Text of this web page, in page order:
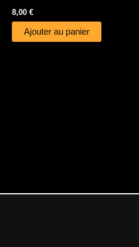
8,00 €
Ajouter au panier